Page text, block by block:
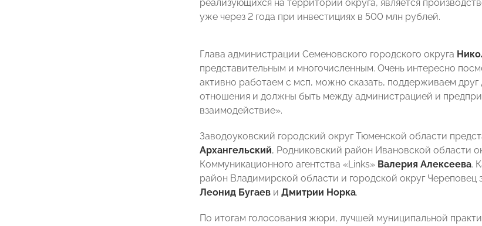
реализующихся на территории округа, является
уже через 2 года при инвестициях в 500 млн рублей.
Глава администрации Семеновского городского округа
представительным и многочисленным. Очень интересно
активно работаем с мсп, можно сказать, поддерживаем друг
отношения и должны быть между администрацией и
взаимодействие».
Заводоуковский городский округ Тюменской области
Архангельский, Родниковский район Ивановской области
Коммуникационного агентства «Links» Валерия Алексеева.
район Владимирской области и городской округ
Леонид Бугаев и Дмитрии Норка.
По итогам голосования жюри, лучшей муниципальной